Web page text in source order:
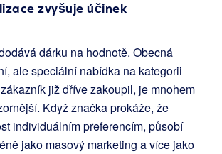
zvyšuje účinek
dárku na hodnotě. Obecná
ale speciální nabídka na kategorii
již dříve zakoupil, je mnohem
Když značka prokáže, že
individuálním preferencím, působí
jako masový marketing a více jako